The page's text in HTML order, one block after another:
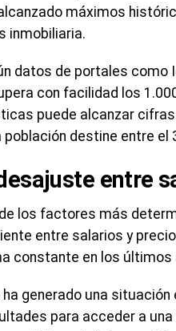
máximos
inmobiliaria.
datos de portales como
con facilidad los
puede alcanzar
población destine entre el
entre
los factores más
entre salarios y
constante en los últimos
ha generado una
para acceder a